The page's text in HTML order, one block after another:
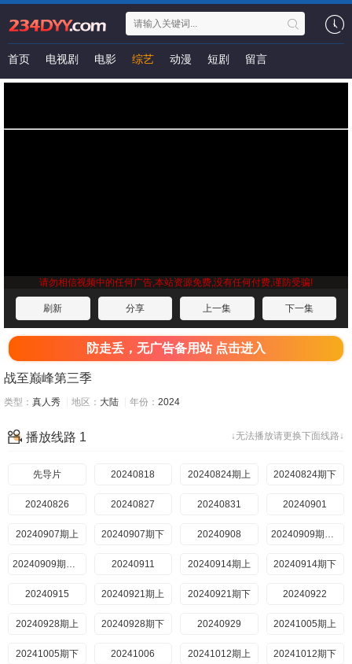
首页 电视剧 电影 综艺 动漫 短剧 留言
请勿相信视频中的任何广告,本站资源免费,没有任何付费,谨防受骗!
刷新 分享 上一集 下一集
防走丢，无广告备用站 点击进入
战至巅峰第三季
类型： 真人秀 地区： 大陆 年份： 2024
↓无法播放请更换下面线路↓
播放线路 1
先导片 20240818 20240824期上 20240824期下
20240826 20240827 20240831 20240901
20240907期上 20240907期下 20240908 20240909期复盘局
20240909期训练CD 20240911 20240914期上 20240914期下
20240915 20240921期上 20240921期下 20240922
20240928期上 20240928期下 20240929 20241005期上
20241005期下 20241006 20241012期上 20241012期下